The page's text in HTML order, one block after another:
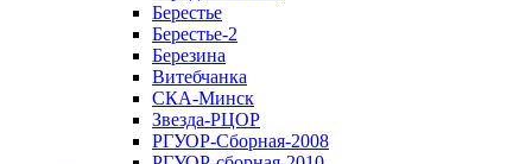
Берестье
Берестье-2
Березина
Витебчанка
СКА-Минск
Звезда-РЦОР
РГУОР-Сборная-2008